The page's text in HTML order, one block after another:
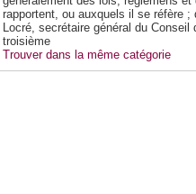
rapportent, ou auxquels il se réfère
Locré, secrétaire général du
troisième
Trouver dans la même catégorie